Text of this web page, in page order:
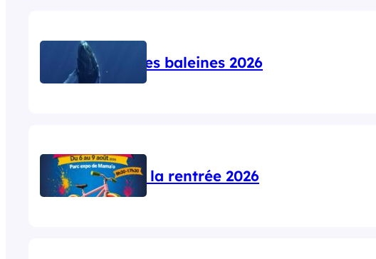
Saison des baleines 2026
Salon de la rentrée 2026